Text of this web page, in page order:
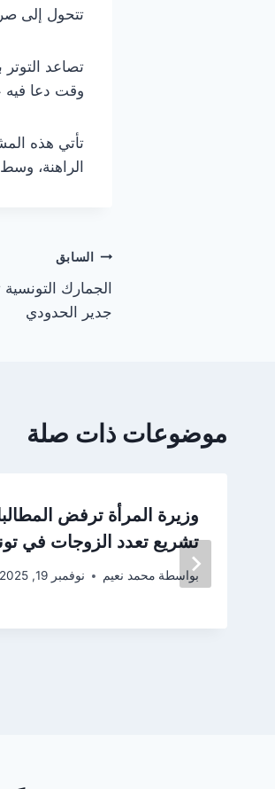
تتحول إلى
تصاعد
وقت دعا فيه
تأتي هذه
الراهنة،
تصفّح
المقالات
السابق
الجمارك
جدير الحدودي
موضوعات ذات صلة
وزيرة المرأة ترفض
تشريع تعدد الزوجات في
بواسطة محمد نعيم نوفمبر 19, 2025